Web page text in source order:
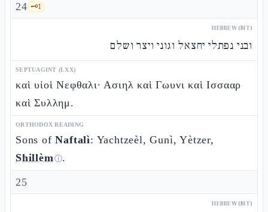
24 🗝️1
HEBREW (MT)
ובני נפתלי יחצאל וגוני ויצר ושלם
SEPTUAGINT (LXX)
καὶ υἱοὶ Νεφθαλι· Ασιηλ καὶ Γωυνι καὶ Ισσααρ
καὶ Συλλημ.
ORTHODOX READING
Sons ofNaftalì: Yachtzeèl, Gunì, Yètzer,
Shillèmⓘ.
25
HEBREW (MT)